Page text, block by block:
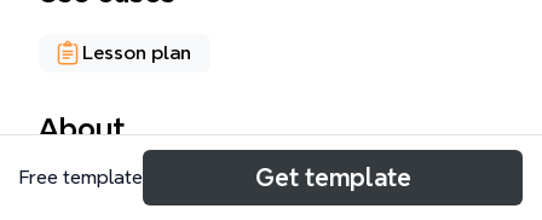
Lesson plan
About
L'Exerciseurs Potentiel pédagogique est une mind
Free template Get template